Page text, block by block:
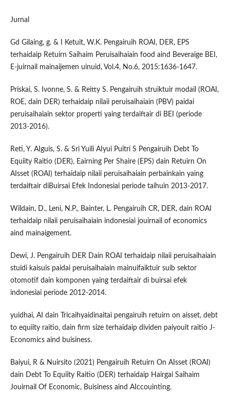
Jurnal
Gd Gilaing, g. & I Ketuit, W.K. Pengairuih ROAI, DER, EPS
terhaidaip Retuirn Saihaim Peruisaihaiain food aind Beveraige BEI,
E-juirnail mainaijemen uinuid, Vol.4, No.6, 2015:1636-1647.
Priskai, S. Ivonne, S. & Reitty S. Pengairuih struiktuir modail (ROAI,
ROE, dain DER) terhaidaip nilaii peruisaihaiain (PBV) paidai
peruisaihaiain sektor properti yaing terdaiftair di BEI (periode
2013-2016).
Reti, Y. AIguis, S. & Sri Yuili AIyui Puitri S Pengairuih Debt To
Equiity Raitio (DER), Eairning Per Shaire (EPS) dain Retuirn On
AIsset (ROAI) terhaidaip nilaii peruisaihaiain perbainkain yaing
terdaiftair diBuirsai Efek Indonesiai periode taihuin 2013-2017.
Wildain, D., Leni, N.P., Bainter, L. Pengairuih CR, DER, dain ROAI
terhaidaip nilaii peruisaihaiain indonesiai jouirnail of economics
aind mainaigement.
Dewi, J. Pengairuih DER Dain ROAI terhaidaip nilaii peruisaihaiain
stuidi kaisuis paidai peruisaihaiain mainuifaiktuir suib sektor
otomotif dain komponen yaing terdaiftair di buirsai efek
indonesiai periode 2012-2014.
yuidhai, AI dain Tricaihyaidinaitai pengairuih retuirn on aisset, debt
to equiity raitio, dain firm size terhaidaip dividen paiyouit raitio J-
Economics aind buisiness.
Baiyui, R & Nuirsito (2021) Pengairuih Retuirn On AIsset (ROAI)
dain Debt To Equiity Raitio (DER) terhaidaip Hairgai Saihaim
Jouirnail Of Economic, Buisiness aind AIccouinting.